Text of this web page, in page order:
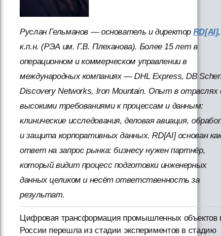
Руслан Гельманов — основатель и директор RD[AI],
к.п.н. (РЭА им. Г.В. Плеханова). Более 15 лет в
операционном и коммерческом управлении в
международных компаниях — DHL Express, DB
Discovery Networks, Iron Mountain. Опыт в отраслях
высокими требованиями к процессам и данным:
клинические исследования, деловая авиация,
и защита корпоративных данных. RD[AI] основан
ответ на запрос рынка: бизнесу нужен партнёр,
который видит процесс подготовки инженерных
данных целиком и несёт ответственность за
результат.
Цифровая трансформация промышленных объектов
России перешла из стадии экспериментов в стадию